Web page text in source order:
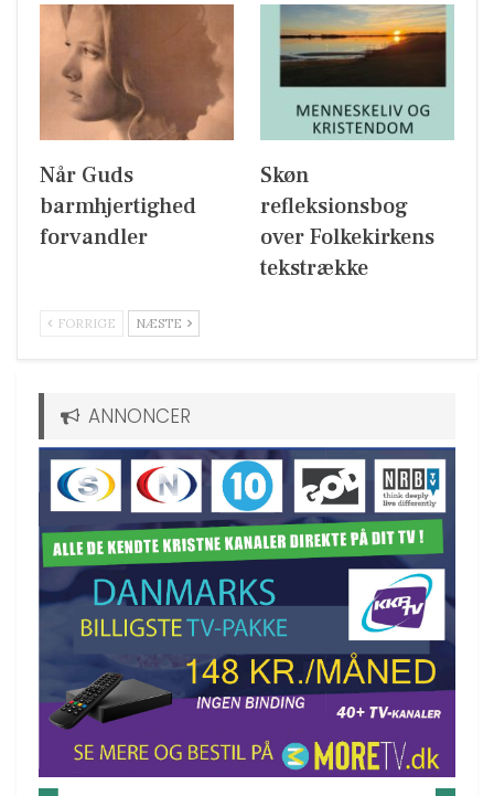
Når Guds
barmhjertighed
forvandler
Skøn
refleksionsbog
over Folkekirkens
tekstrække
FORRIGE NÆSTE
ANNONCER